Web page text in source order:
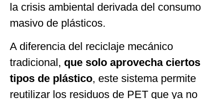
la crisis ambiental derivada del consumo
masivo de plásticos.
A diferencia del reciclaje mecánico
tradicional, que solo aprovecha ciertos
tipos de plástico, este sistema permite
reutilizar los residuos de PET que ya no